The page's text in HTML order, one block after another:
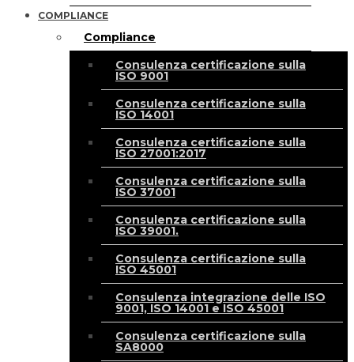
COMPLIANCE
Compliance
Consulenza certificazione sulla
ISO 9001
Consulenza certificazione sulla
ISO 14001
Consulenza certificazione sulla
ISO 27001:2017
Consulenza certificazione sulla
ISO 37001
Consulenza certificazione sulla
ISO 39001.
Consulenza certificazione sulla
ISO 45001
Consulenza integrazione delle ISO
9001, ISO 14001 e ISO 45001
Consulenza certificazione sulla
SA8000